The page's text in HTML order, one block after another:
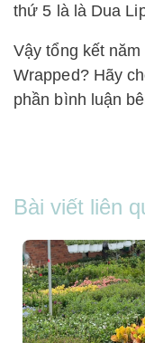
thứ 5 là là Dua
Vậy tổng kết
Wrapped? Hãy
phần bình luận
Bài viết liên